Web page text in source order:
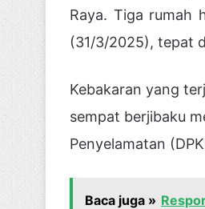
Raya. Tiga rumah
(31/3/2025), tepat
Kebakaran yang
sempat berjibaku
Penyelamatan
Baca juga »